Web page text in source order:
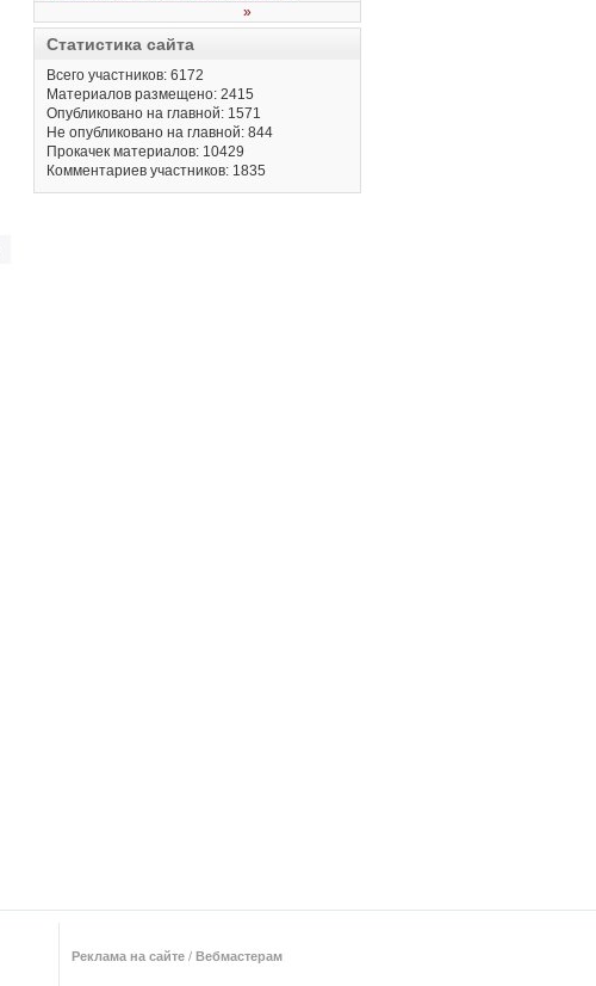
»
Статистика сайта
Всего участников: 6172
Материалов размещено: 2415
Опубликовано на главной: 1571
Не опубликовано на главной: 844
Прокачек материалов: 10429
Комментариев участников: 1835
Реклама на сайте /Вебмастерам